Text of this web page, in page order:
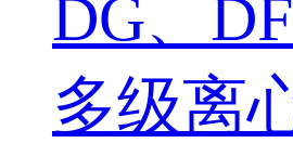
DG、
多级离